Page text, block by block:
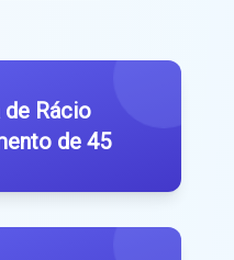
de Rácio
de 45